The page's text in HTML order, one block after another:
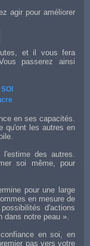
agir pour améliorer
et il vous fera
passerez ainsi
en ses capacités.
qu'ont les autres en
des autres.
soi même, pour
pour une large
en mesure de
d'actions
dans notre peau ».
en soi, en
pas vers votre